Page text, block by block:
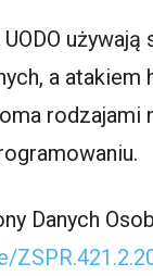
a
rodzajami
Danych